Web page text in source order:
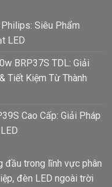
Siêu Phẩm
LED
BRP37S TDL: Giải
Tiết Kiệm Từ Thành
Cao Cấp: Giải Pháp
đầu trong lĩnh vực phân
đèn LED ngoài trời